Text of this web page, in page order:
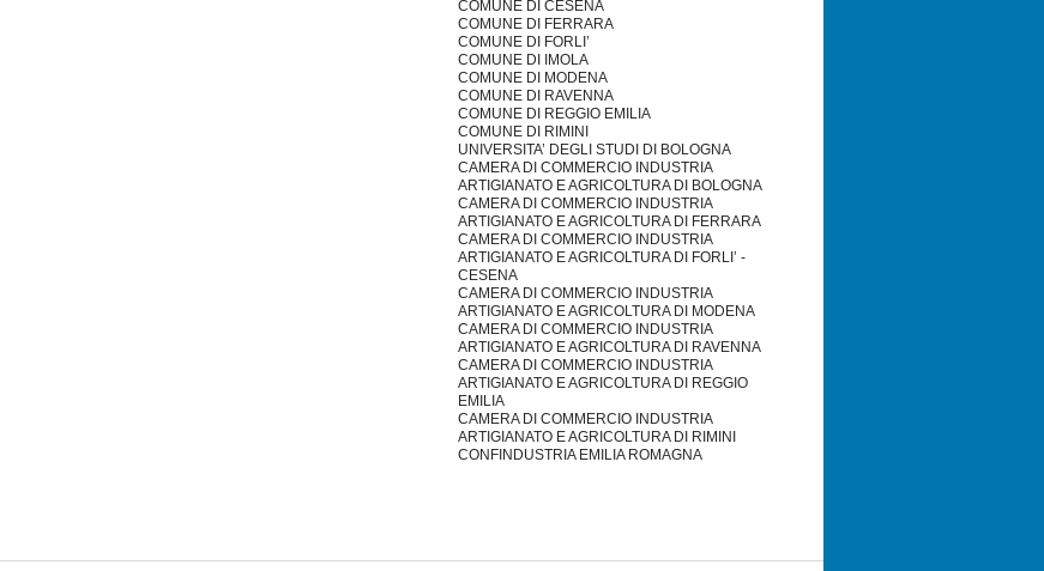
COMUNE DI CESENA
COMUNE DI FERRARA
COMUNE DI FORLI’
COMUNE DI IMOLA
COMUNE DI MODENA
COMUNE DI RAVENNA
COMUNE DI REGGIO EMILIA
COMUNE DI RIMINI
UNIVERSITA’ DEGLI STUDI DI BOLOGNA
CAMERA DI COMMERCIO INDUSTRIA
ARTIGIANATO E AGRICOLTURA DI BOLOGNA
CAMERA DI COMMERCIO INDUSTRIA
ARTIGIANATO E AGRICOLTURA DI FERRARA
CAMERA DI COMMERCIO INDUSTRIA
ARTIGIANATO E AGRICOLTURA DI FORLI’ -
CESENA
CAMERA DI COMMERCIO INDUSTRIA
ARTIGIANATO E AGRICOLTURA DI MODENA
CAMERA DI COMMERCIO INDUSTRIA
ARTIGIANATO E AGRICOLTURA DI RAVENNA
CAMERA DI COMMERCIO INDUSTRIA
ARTIGIANATO E AGRICOLTURA DI REGGIO
EMILIA
CAMERA DI COMMERCIO INDUSTRIA
ARTIGIANATO E AGRICOLTURA DI RIMINI
CONFINDUSTRIA EMILIA ROMAGNA